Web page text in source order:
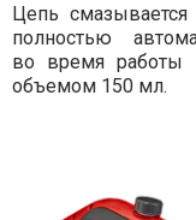
Цепь
полностью
во время работы
объемом 150 мл.